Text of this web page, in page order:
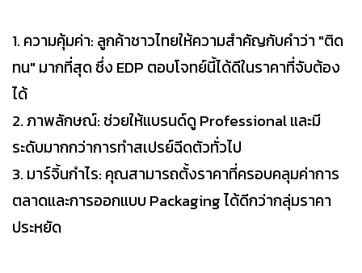
1. ความคุ้มค่า: ลูกค้าชาวไทยให้ความสำคัญกับคำว่า "ติด
ทน" มากที่สุด ซึ่ง EDP ตอบโจทย์นี้ได้ดีในราคาที่จับต้อง
ได้
2. ภาพลักษณ์: ช่วยให้แบรนด์ดู Professional และมี
ระดับมากกว่าการทำสเปรย์ฉีดตัวทั่วไป
3. มาร์จิ้นกำไร: คุณสามารถตั้งราคาที่ครอบคลุมค่าการ
ตลาดและการออกแบบ Packaging ได้ดีกว่ากลุ่มราคา
ประหยัด